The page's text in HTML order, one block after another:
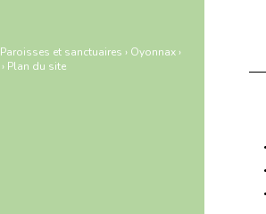
Paroisses et sanctuaires › Oyonnax ›
› Plan du site